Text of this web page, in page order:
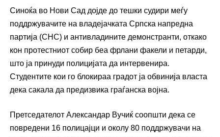
Синоќа во Нови Сад дојде до тешки судири меѓу
поддржувачите на владејачката Српска напредна
партија (СНС) и антивладините демонстранти, откако
кон протестниот собир беа фрлани факели и петарди,
што ја принуди полицијата да интервенира.
Студентите кои го блокираа градот ја обвинија власта
дека сакала да предизвика граѓанска војна.
Претседателот Александар Вучиќ соопшти дека се
повредени 16 полицајци и околу 80 поддржувачи на